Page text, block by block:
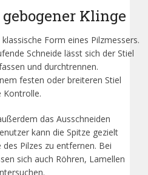
Klinge
Form eines Pilzmessers.
Schneide lässt sich der Stiel
und durchtrennen.
festen oder breiteren Stiel
Kontrolle.
das Ausschneiden
kann die Spitze gezielt
Pilzes zu entfernen. Bei
sich auch Röhren, Lamellen